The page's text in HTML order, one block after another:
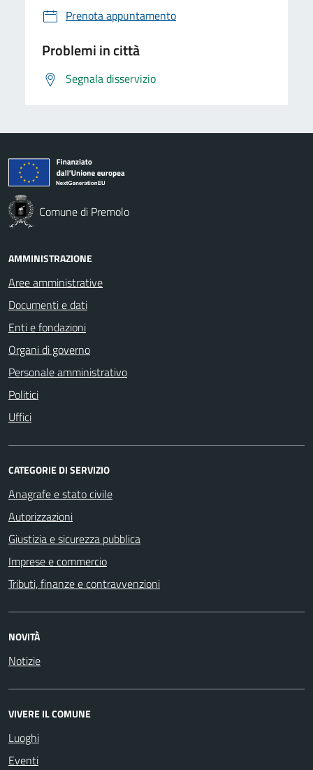
Prenota appuntamento
Problemi in città
Segnala disservizio
Comune di Premolo
AMMINISTRAZIONE
Aree amministrative
Documenti e dati
Enti e fondazioni
Organi di governo
Personale amministrativo
Politici
Uffici
CATEGORIE DI SERVIZIO
Anagrafe e stato civile
Autorizzazioni
Giustizia e sicurezza pubblica
Imprese e commercio
Tributi, finanze e contravvenzioni
NOVITÀ
Notizie
VIVERE IL COMUNE
Luoghi
Eventi